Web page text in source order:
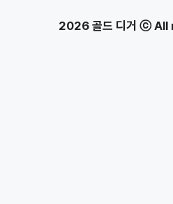
2026 골드 디거 ⓒ